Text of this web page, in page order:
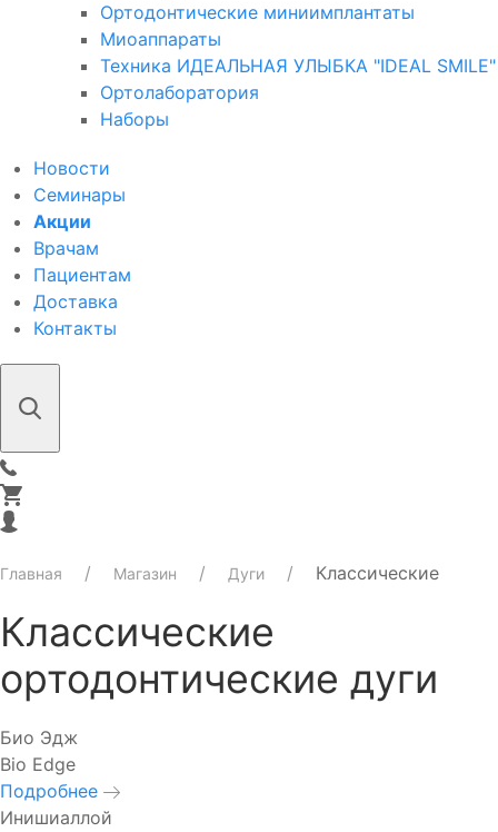
Ортодонтические миниимплантаты
Миоаппараты
Техника ИДЕАЛЬНАЯ УЛЫБКА "IDEAL SMILE"
Ортолаборатория
Наборы
Новости
Семинары
Акции
Врачам
Пациентам
Доставка
Контакты
Главная Магазин Дуги Классические
Классические
ортодонтические дуги
Био Эдж
Bio Edge
Подробнее
Инишиаллой